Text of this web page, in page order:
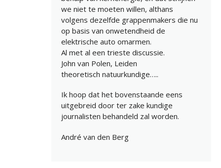
we niet te moeten willen, althans
volgens dezelfde grappenmakers die nu
op basis van onwetendheid de
elektrische auto omarmen.
Al met al een trieste discussie.
John van Polen, Leiden
theoretisch natuurkundige…..
Ik hoop dat het bovenstaande eens
uitgebreid door ter zake kundige
journalisten behandeld zal worden.
André van den Berg